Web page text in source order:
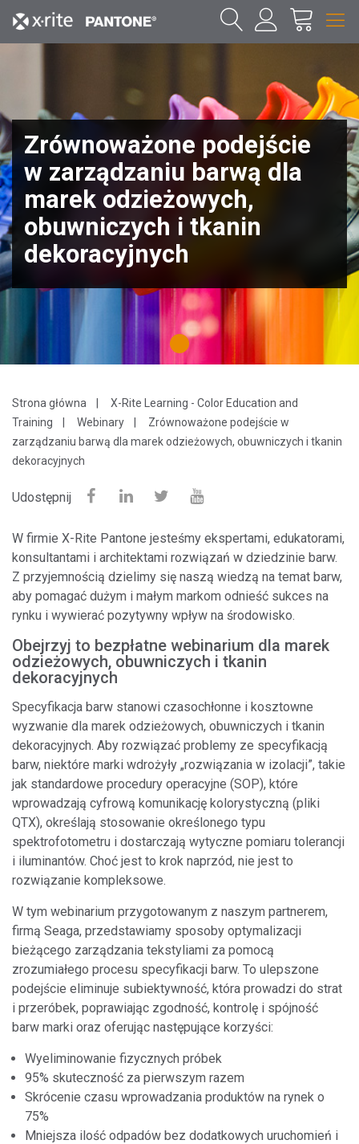
Zrównoważone podejście
w zarządzaniu barwą dla
marek odzieżowych,
obuwniczych i tkanin
dekoracyjnych
1
Strona główna
X-Rite Learning - Color Education and
Training
Webinary
Zrównoważone podejście w
zarządzaniu barwą dla marek odzieżowych, obuwniczych i tkanin
dekoracyjnych
Udostępnij
W firmie X-Rite Pantone jesteśmy ekspertami, edukatorami,
konsultantami i architektami rozwiązań w dziedzinie barw.
Z przyjemnością dzielimy się naszą wiedzą na temat barw,
aby pomagać dużym i małym markom odnieść sukces na
rynku i wywierać pozytywny wpływ na środowisko.
Obejrzyj to bezpłatne webinarium dla marek
odzieżowych, obuwniczych i tkanin
dekoracyjnych
Specyfikacja barw stanowi czasochłonne i kosztowne
wyzwanie dla marek odzieżowych, obuwniczych i tkanin
dekoracyjnych. Aby rozwiązać problemy ze specyfikacją
barw, niektóre marki wdrożyły „rozwiązania w izolacji”, takie
jak standardowe procedury operacyjne (SOP), które
wprowadzają cyfrową komunikację kolorystyczną (pliki
QTX), określają stosowanie określonego typu
spektrofotometru i dostarczają wytyczne pomiaru tolerancji
i iluminantów. Choć jest to krok naprzód, nie jest to
rozwiązanie kompleksowe.
W tym webinarium przygotowanym z naszym partnerem,
firmą Seaga, przedstawiamy sposoby optymalizacji
bieżącego zarządzania tekstyliami za pomocą
zrozumiałego procesu specyfikacji barw. To ulepszone
podejście eliminuje subiektywność, która prowadzi do strat
i przeróbek, poprawiając zgodność, kontrolę i spójność
barw marki oraz oferując następujące korzyści:
Wyeliminowanie fizycznych próbek
95% skuteczność za pierwszym razem
Skrócenie czasu wprowadzania produktów na rynek o
75%
Mniejsza ilość odpadów bez dodatkowych uruchomień i